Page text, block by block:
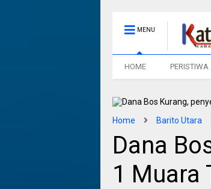
MENU
HOME PERISTIWA
Home Barito Utara
Dana
1 Muara